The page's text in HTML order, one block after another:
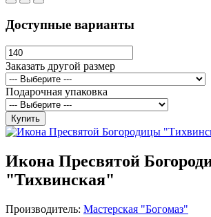
Доступные варианты
Заказать другой размер
Подарочная упаковка
Купить
Икона Пресвятой
"Тихвинская"
Производитель: Мастерская "Богомаз"